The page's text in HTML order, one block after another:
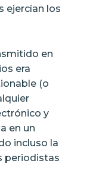
ejercían los
en
era
(o
y
en un
incluso la
periodistas